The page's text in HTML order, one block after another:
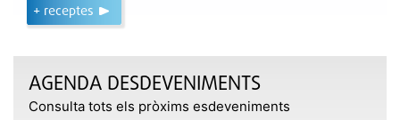
+ receptes
AGENDA DESDEVENIMENTS
Consulta tots els pròxims esdeveniments